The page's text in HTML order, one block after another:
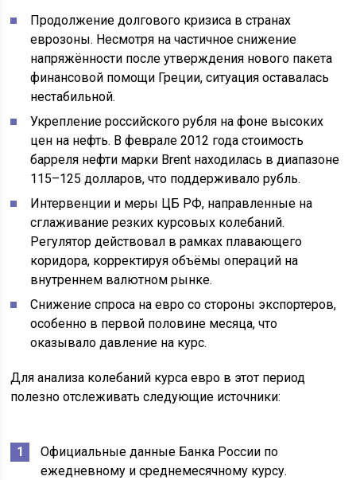
Продолжение долгового кризиса в странах
еврозоны. Несмотря на частичное снижение
напряжённости после утверждения нового пакета
финансовой помощи Греции, ситуация оставалась
нестабильной.
Укрепление российского рубля на фоне высоких
цен на нефть. В феврале 2012 года стоимость
барреля нефти марки Brent находилась в диапазоне
115–125 долларов, что поддерживало рубль.
Интервенции и меры ЦБ РФ, направленные на
сглаживание резких курсовых колебаний.
Регулятор действовал в рамках плавающего
коридора, корректируя объёмы операций на
внутреннем валютном рынке.
Снижение спроса на евро со стороны экспортеров,
особенно в первой половине месяца, что
оказывало давление на курс.
Для анализа колебаний курса евро в этот период
полезно отслеживать следующие источники:
Официальные данные Банка России по
ежедневному и среднемесячному курсу.